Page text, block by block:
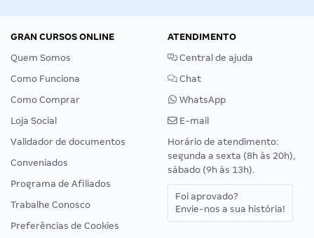
GRAN CURSOS ONLINE
Quem Somos
Como Funciona
Como Comprar
Loja Social
Validador de documentos
Conveniados
Programa de Afiliados
Trabalhe Conosco
Preferências de Cookies
ATENDIMENTO
Central de ajuda
Chat
WhatsApp
E-mail
Horário de atendimento:
segunda a sexta (8h às 20h),
sábado (9h às 13h).
Foi aprovado?
Envie-nos a sua história!